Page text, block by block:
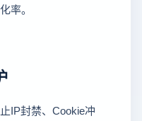
率。
IP封禁、Cookie冲